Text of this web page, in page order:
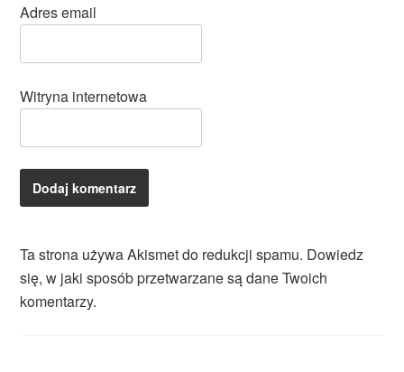
Adres email
Witryna internetowa
Ta strona używa Akismet do redukcji spamu. Dowiedz
się, w jaki sposób przetwarzane są dane Twoich
komentarzy.